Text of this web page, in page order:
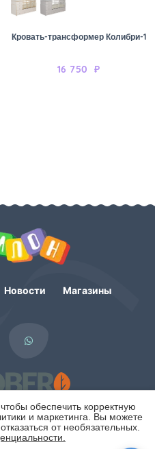
обеспечить корректную
и маркетинга. Вы можете
от необязательных.
Кровать-трансформер Колибри-1
16 750 ₽
Новости Магазины